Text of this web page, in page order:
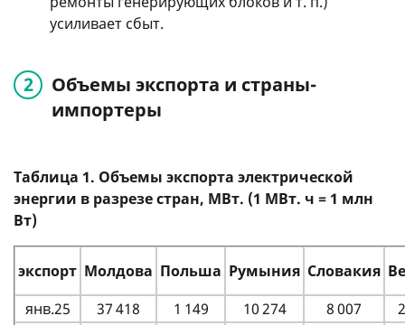
усиливает сбыт.
Объемы экспорта и страны-
импортеры
Таблица 1. Объемы экспорта электрической
энергии в разрезе стран, МВт. (1 МВт. ч = 1 млн
Вт)
экспорт Молдова Польша Румыния Словакия
янв.25
37 418 1 149 10 274 8 007